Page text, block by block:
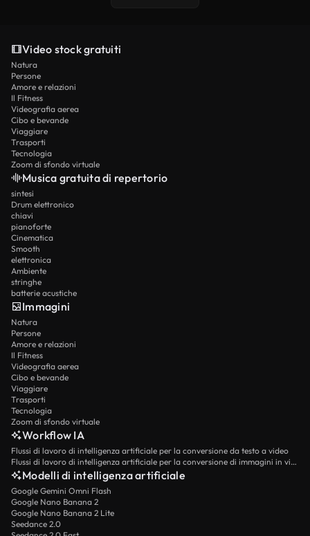
Video stock gratuiti
Natura
Persone
Amore e relazioni
Il Fitness
Videografia aerea
Cibo e bevande
Viaggiare
Trasporti
Tecnologia
Zoom di sfondo virtuale
Musica gratuita di repertorio
sintesi
Drum elettronico
chiavi
pianoforte
Cinematica
Smooth
elettronica
Ambiente
stringhe
batterie acustiche
Immagini
Natura
Persone
Amore e relazioni
Il Fitness
Videografia aerea
Cibo e bevande
Viaggiare
Trasporti
Tecnologia
Zoom di sfondo virtuale
Workflow IA
Flussi di lavoro di intelligenza artificiale per la conversione da testo a video
Flussi di lavoro di intelligenza artificiale per la conversione di immagini in video
Modelli di intelligenza artificiale
Google Gemini Omni Flash
Google Nano Banana 2
Google Nano Banana 2 Lite
Seedance 2.0